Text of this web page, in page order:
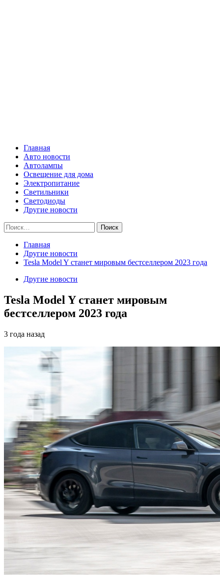
Главная
Авто новости
Автолампы
Освещение для дома
Электропитание
Светильники
Светодиоды
Другие новости
Найти:
Главная
Другие новости
Tesla Model Y станет мировым бестселлером 2023 года
Другие новости
Tesla Model Y станет мировым
бестселлером 2023 года
3 года назад